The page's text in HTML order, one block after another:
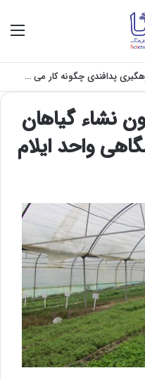
موشک‌های بالستیک و سامانه‌های رهگیری پدافندی چگونه کار می کنند؟
از ۳ میلیون نشاء گیاهان
واحد ایلام